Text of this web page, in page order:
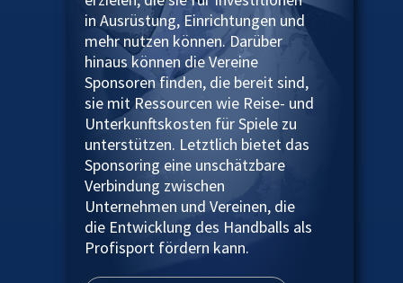
in Ausrüstung, Einrichtungen und
mehr nutzen können. Darüber
hinaus können die Vereine
Sponsoren finden, die bereit sind,
sie mit Ressourcen wie Reise- und
Unterkunftskosten für Spiele zu
unterstützen. Letztlich bietet das
Sponsoring eine unschätzbare
Verbindung zwischen
Unternehmen und Vereinen, die
die Entwicklung des Handballs als
Profisport fördern kann.